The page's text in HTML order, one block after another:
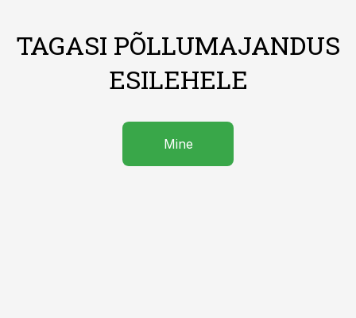
TAGASI PÕLLUMAJANDUS
ESILEHELE
Mine